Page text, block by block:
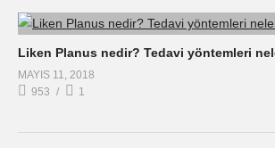
Liken Planus nedir? Tedavi yöntemleri
MAYIS 11, 2018
953
1